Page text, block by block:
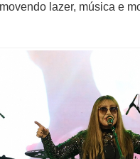
lazer, música e